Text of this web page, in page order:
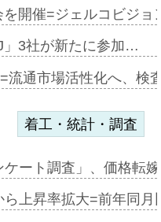
開催=ジェルコビジ
」3社が新たに参加…
流通市場活性化へ、検
着工・統計・調査
ケート調査」、価格転
ら上昇率拡大=前年同